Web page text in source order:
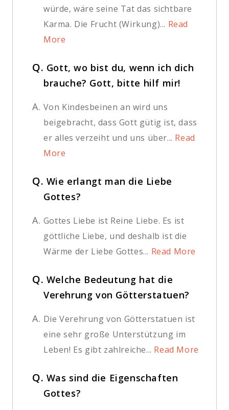
würde, wäre seine Tat das sichtbare
Karma. Die Frucht (Wirkung)... Read
More
Q. Gott, wo bist du, wenn ich dich
brauche? Gott, bitte hilf mir!
A. Von Kindesbeinen an wird uns
beigebracht, dass Gott gütig ist, dass
er alles verzeiht und uns über... Read
More
Q. Wie erlangt man die Liebe
Gottes?
A. Gottes Liebe ist Reine Liebe. Es ist
göttliche Liebe, und deshalb ist die
Wärme der Liebe Gottes... Read More
Q. Welche Bedeutung hat die
Verehrung von Götterstatuen?
A. Die Verehrung von Götterstatuen ist
eine sehr große Unterstützung im
Leben! Es gibt zahlreiche... Read More
Q. Was sind die Eigenschaften
Gottes?